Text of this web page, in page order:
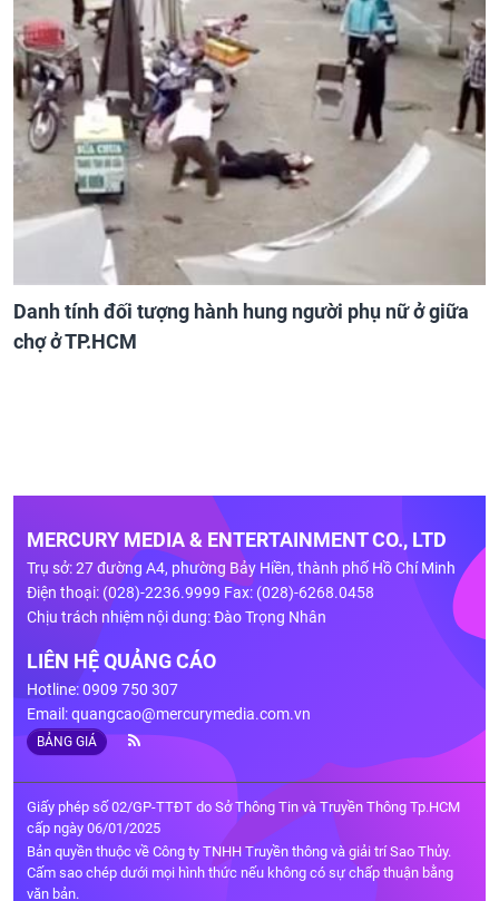
Danh tính đối tượng hành hung người phụ nữ ở giữa
chợ ở TP.HCM
MERCURY MEDIA & ENTERTAINMENT CO., LTD
Trụ sở: 27 đường A4, phường Bảy Hiền, thành phố Hồ Chí Minh
Điện thoại: (028)-2236.9999 Fax: (028)-6268.0458
Chịu trách nhiệm nội dung: Đào Trọng Nhân
LIÊN HỆ QUẢNG CÁO
Hotline: 0909 750 307
Email:quangcao@mercurymedia.com.vn
BẢNG GIÁ
Giấy phép số 02/GP-TTĐT do Sở Thông Tin và Truyền Thông Tp.HCM
cấp ngày 06/01/2025
Bản quyền thuộc về Công ty TNHH Truyền thông và giải trí Sao Thủy.
Cấm sao chép dưới mọi hình thức nếu không có sự chấp thuận bằng
văn bản.